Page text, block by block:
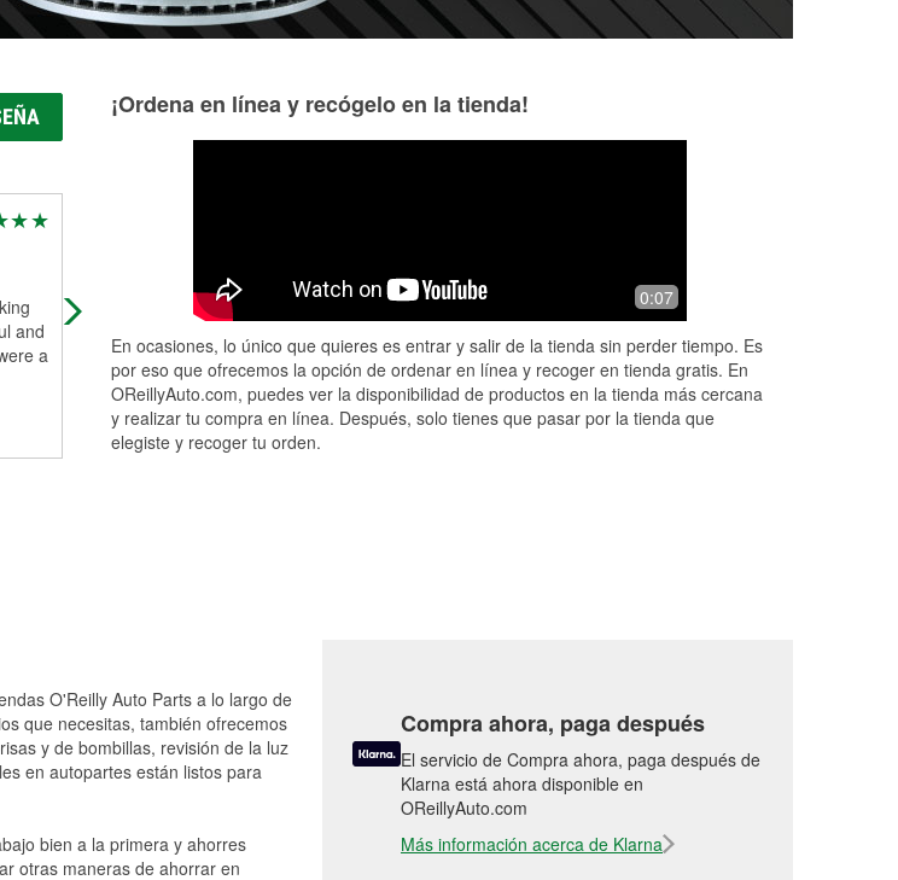
and
a
Have gotten lots of auto parts here. At
first the workers seem slow and
people and have lot's of knowledge
...Read More
What makes this place cool is nice
helpful people. When I over look
there. These guys came right out of
the...Read More
asking if they
¡Ordena en línea y recógelo en la tienda!
0:07
En ocasiones, lo único que quieres es entrar y salir de la tienda sin perder tiempo. Es
por eso que ofrecemos la opción de ordenar en línea y recoger en tienda gratis. En
OReillyAuto.com, puedes ver la disponibilidad de productos en la tienda más cercana
y realizar tu compra en línea. Después, solo tienes que pasar por la tienda que
elegiste y recoger tu orden.
O'Reilly Auto Parts a lo largo de
que necesitas, también ofrecemos
y de bombillas, revisión de la luz
en autopartes están listos para
bien a la primera y ahorres
otras maneras de ahorrar en
Compra ahora, paga después
El servicio de Compra ahora, paga después de
Klarna está ahora disponible en
OReillyAuto.com
Más información acerca de Klarna